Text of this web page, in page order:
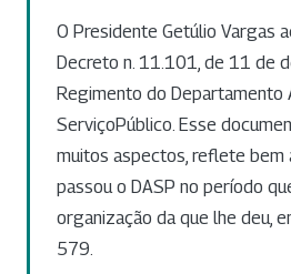
O Presidente Getúlio Vargas
Decreto n. 11.101, de 11 de
Regimento do Departamento
ServiçoPúblico. Esse
muitos aspectos, reflete bem
passou o DASP no período
organização da que lhe deu,
579.